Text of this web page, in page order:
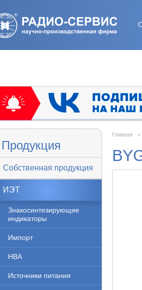
Продукция
Собственная продукция
ИЭТ
Знакосинтезирующие
индикаторы
Импорт
НВА
Источники питания
Главная